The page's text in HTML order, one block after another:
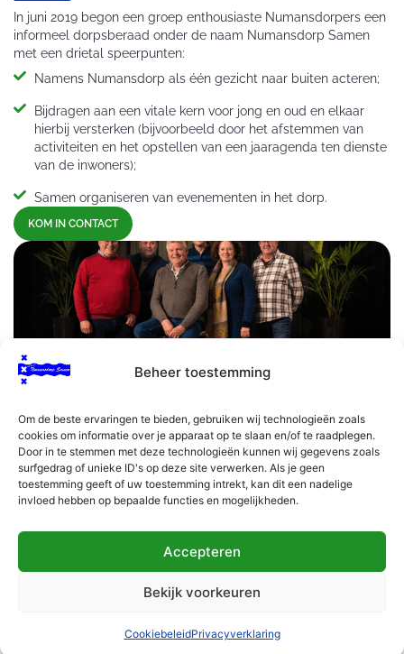
Beheer toestemming
Om de beste ervaringen te bieden, gebruiken wij technologieën zoals
cookies om informatie over je apparaat op te slaan en/of te raadplegen.
Door in te stemmen met deze technologieën kunnen wij gegevens zoals
surfgedrag of unieke ID's op deze site verwerken. Als je geen
toestemming geeft of uw toestemming intrekt, kan dit een nadelige
invloed hebben op bepaalde functies en mogelijkheden.
Accepteren
Bekijk voorkeuren
CookiebeleidPrivacyverklaring
In juni 2019 begon een groep enthousiaste Numansdorpers een
informeel dorpsberaad onder de naam Numansdorp Samen
met een drietal speerpunten:
Namens Numansdorp als één gezicht naar buiten acteren;
Bijdragen aan een vitale kern voor jong en oud en elkaar
hierbij versterken (bijvoorbeeld door het afstemmen van
activiteiten en het opstellen van een jaaragenda ten dienste
van de inwoners);
Samen organiseren van evenementen in het dorp.
KOM IN CONTACT
CONTACT
Copyright © 2026 Numansdorp Samen
Cookiebeleid Privacyverklaring